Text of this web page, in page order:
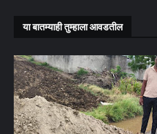
या बातम्याही तुम्हाला आवडतील